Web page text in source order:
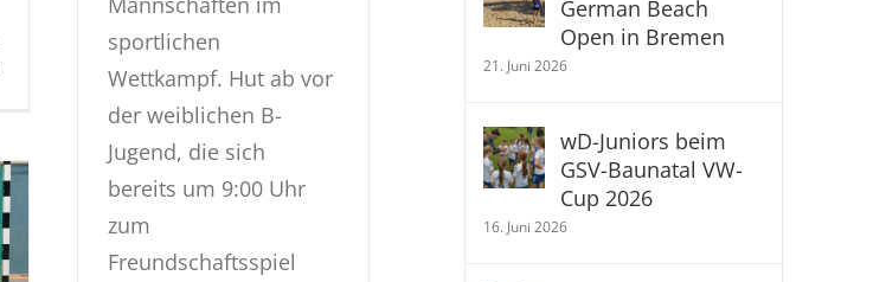
JSG
Waldau/Wollr.
sportlichen
Wettkampf. Hut ab vor
der weiblichen B-
Jugend, die sich
bereits um 9:00 Uhr
zum
Freundschaftsspiel
German Beach
Open in Bremen
21. Juni 2026
wD-Juniors beim
GSV-Baunatal VW-
Cup 2026
16. Juni 2026